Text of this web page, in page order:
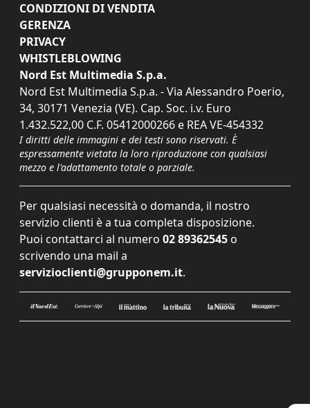
CONDIZIONI DI VENDITA
GERENZA
PRIVACY
WHISTLEBLOWING
Nord Est Multimedia S.p.a.
Nord Est Multimedia S.p.a. - Via Alessandro Poerio,
34, 30171 Venezia (VE). Cap. Soc. i.v. Euro
1.432.522,00 C.F. 05412000266 e REA VE-454332
I diritti delle immagini e dei testi sono riservati. È
espressamente vietata la loro riproduzione con qualsiasi
mezzo e l'adattamento totale o parziale.
Per qualsiasi necessità o domanda, il nostro
servizio clienti è a tua completa disposizione.
Puoi contattarci al numero 02 89362545 o
scrivendo una mail a
servizioclienti@grupponem.it.